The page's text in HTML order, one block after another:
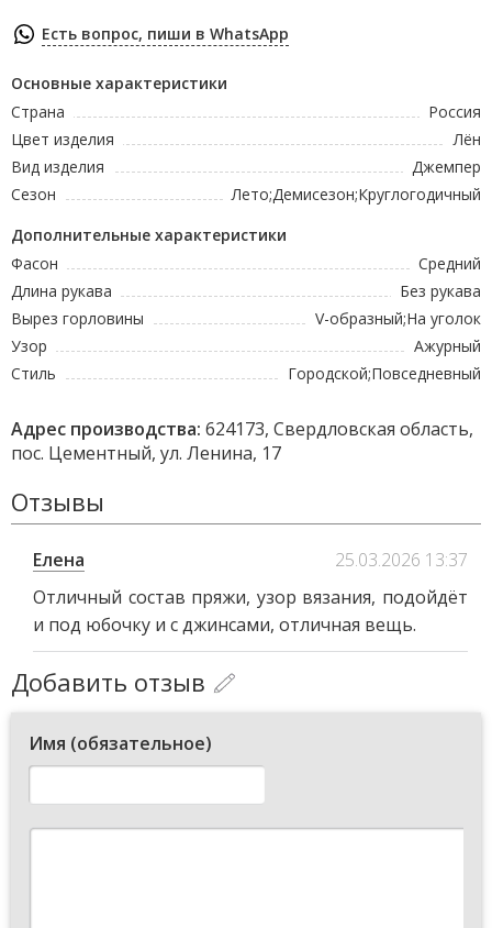
Основные характеристики
Страна
Россия
Цвет изделия
Лён
Вид изделия
Джемпер
Сезон
Лето;Демисезон;Круглогодичный
Дополнительные характеристики
Фасон
Средний
Длина рукава
Без рукава
Вырез горловины
V-образный;На уголок
Узор
Ажурный
Стиль
Городской;Повседневный
Есть вопрос, пиши в WhatsApp
Адрес производства: 624173, Свердловская область,
пос. Цементный, ул. Ленина, 17
Отзывы
Елена
25.03.2026 13:37
Отличный состав пряжи, узор вязания, подойдёт
и под юбочку и с джинсами, отличная вещь.
Добавить отзыв
Имя (обязательное)